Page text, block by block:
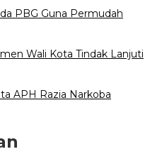
PBG Guna Permudah
Wali Kota Tindak Lanjuti
APH Razia Narkoba